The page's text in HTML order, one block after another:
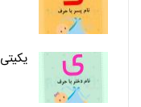
یکیتی